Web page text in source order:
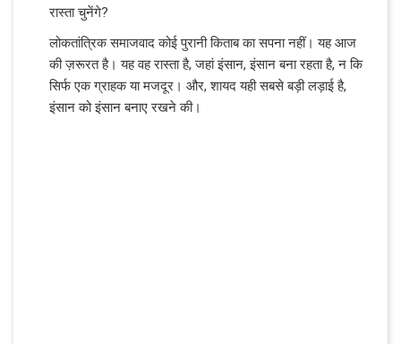
रास्ता चुनेंगे?
लोकतांत्रिक समाजवाद कोई पुरानी किताब का सपना नहीं। यह आज
की ज़रूरत है। यह वह रास्ता है, जहां इंसान, इंसान बना रहता है, न कि
सिर्फ एक ग्राहक या मजदूर। और, शायद यही सबसे बड़ी लड़ाई है,
इंसान को इंसान बनाए रखने की।